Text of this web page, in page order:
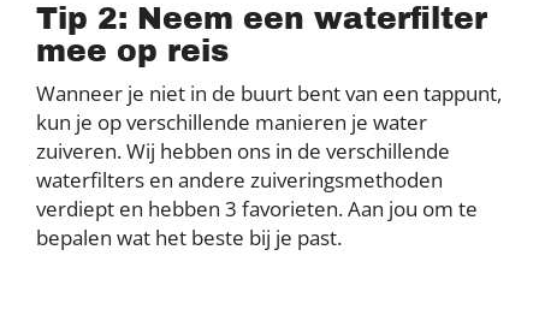
Tip 2: Neem een waterfilter
mee op reis
Wanneer je niet in de buurt bent van een tappunt,
kun je op verschillende manieren je water
zuiveren. Wij hebben ons in de verschillende
waterfilters en andere zuiveringsmethoden
verdiept en hebben 3 favorieten. Aan jou om te
bepalen wat het beste bij je past.